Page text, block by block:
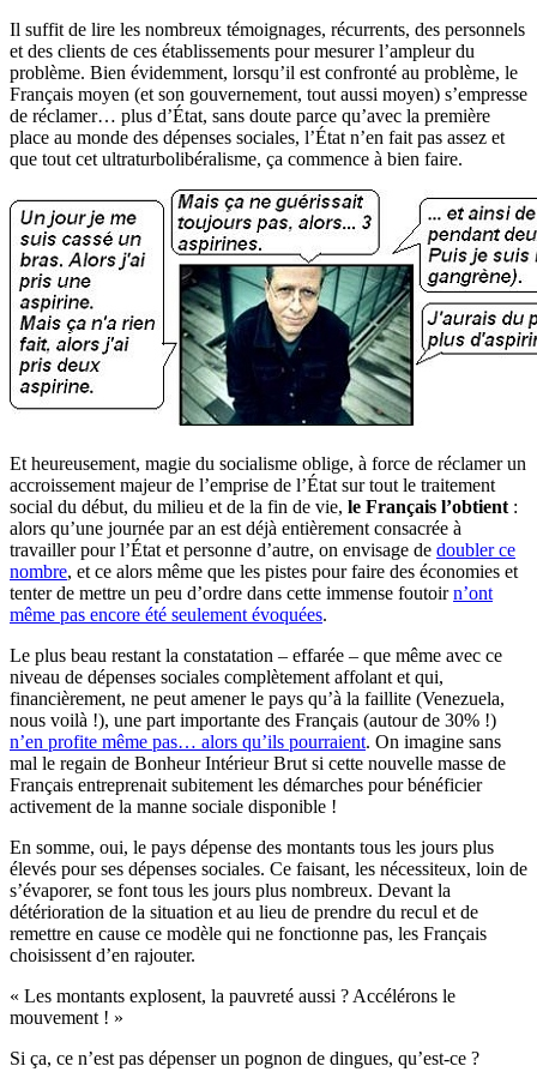
Il suffit de lire les nombreux témoignages, récurrents, des personnels
et des clients de ces établissements pour mesurer l’ampleur du
problème. Bien évidemment, lorsqu’il est confronté au problème, le
Français moyen (et son gouvernement, tout aussi moyen) s’empresse
de réclamer… plus d’État, sans doute parce qu’avec la première
place au monde des dépenses sociales, l’État n’en fait pas assez et
que tout cet ultraturbolibéralisme, ça commence à bien faire.
Et heureusement, magie du socialisme oblige, à force de réclamer un
accroissement majeur de l’emprise de l’État sur tout le traitement
social du début, du milieu et de la fin de vie, le Français l’obtient :
alors qu’une journée par an est déjà entièrement consacrée à
travailler pour l’État et personne d’autre, on envisage de doubler ce
nombre, et ce alors même que les pistes pour faire des économies et
tenter de mettre un peu d’ordre dans cette immense foutoirn’ont
même pas encore été seulement évoquées.
Le plus beau restant la constatation – effarée – que même avec ce
niveau de dépenses sociales complètement affolant et qui,
financièrement, ne peut amener le pays qu’à la faillite (Venezuela,
nous voilà !), une part importante des Français (autour de 30% !)
n’en profite même pas… alors qu’ils pourraient. On imagine sans
mal le regain de Bonheur Intérieur Brut si cette nouvelle masse de
Français entreprenait subitement les démarches pour bénéficier
activement de la manne sociale disponible !
En somme, oui, le pays dépense des montants tous les jours plus
élevés pour ses dépenses sociales. Ce faisant, les nécessiteux, loin de
s’évaporer, se font tous les jours plus nombreux. Devant la
détérioration de la situation et au lieu de prendre du recul et de
remettre en cause ce modèle qui ne fonctionne pas, les Français
choisissent d’en rajouter.
« Les montants explosent, la pauvreté aussi ? Accélérons le
mouvement ! »
Si ça, ce n’est pas dépenser un pognon de dingues, qu’est-ce ?